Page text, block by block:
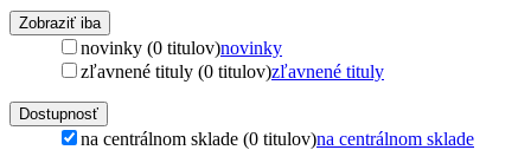
Zobraziť iba
novinky (0 titulov)novinky
zľavnené tituly (0 titulov)zľavnené tituly
Dostupnosť
na centrálnom sklade (0 titulov)na centrálnom sklade